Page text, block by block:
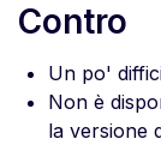
Contro
Un po'
Non è
la versione